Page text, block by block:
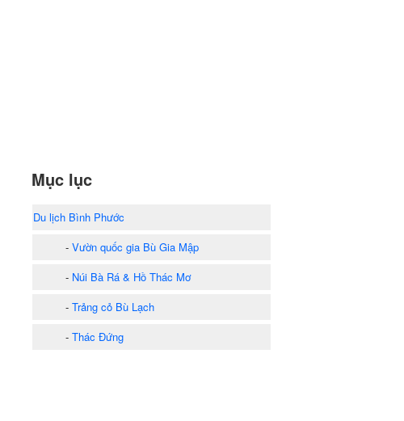
Mục lục
Du lịch Bình Phước
- Vườn quốc gia Bù Gia Mập
- Núi Bà Rá & Hồ Thác Mơ
- Trảng cỏ Bù Lạch
- Thác Đứng